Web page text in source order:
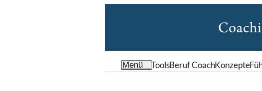
Menü ToolsBeruf CoachKonzepte